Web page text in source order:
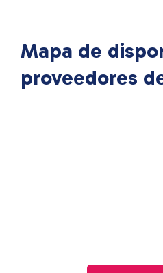
Mapa de
proveedores